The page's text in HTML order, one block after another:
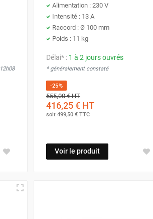
Alimentation : 230 V
Intensité : 13 A
Raccord : Ø 100 mm
Poids : 11 kg
Délai* : 1 à 2 jours ouvrés
* généralement constaté
-25%
555,00 €HT
416,25 €HT
soit 499,50 €TTC
Voir le produit